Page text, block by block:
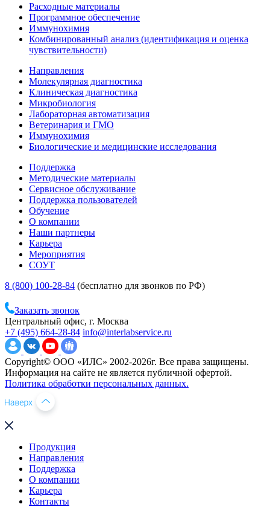
Расходные материалы
Программное обеспечение
Иммунохимия
Комбинированный анализ (идентификация и оценка
чувствительности)
Направления
Молекулярная диагностика
Клиническая диагностика
Микробиология
Лабораторная автоматизация
Ветеринария и ГМО
Иммунохимия
Биологические и медицинские исследования
Поддержка
Методические материалы
Сервисное обслуживание
Поддержка пользователей
Обучение
О компании
Наши партнеры
Карьера
Мероприятия
СОУТ
8 (800) 100-28-84 (бесплатно для звонков по РФ)
Заказать звонок
Центральный офис, г. Москва
+7 (495) 664-28-84 info@interlabservice.ru
Copyright© ООО «ИЛС» 2002-2026г. Все права защищены.
Информация на сайте не является публичной офертой.
Политика обработки персональных данных.
Продукция
Направления
Поддержка
О компании
Карьера
Контакты